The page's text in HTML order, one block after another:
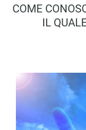
COME
IL